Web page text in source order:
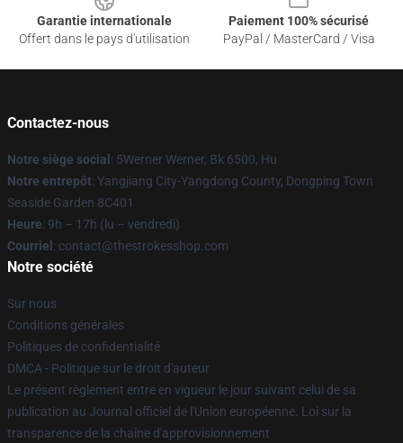
Garantie internationale
Offert dans le pays d'utilisation
Paiement 100% sécurisé
PayPal / MasterCard / Visa
Contactez-nous
Notre siège social : 5Werner Werner, Bk 6500, Hu
Notre entrepôt: Yangjiang City-Yangdong County, Dongping Town
Seaside Garden 8C401
Heure: 9h – 17h (lu – vendredi)
Courriel : contact@thestrokesshop.com
Notre société
Sur nous
Conditions générales
Politiques de confidentialité
DMCA - Politique sur le droit d'auteur
Le présent règlement entre en vigueur le jour suivant celui de sa
publication au Journal officiel de l'Union européenne. Loi sur la
transparence de la chaîne d'approvisionnement